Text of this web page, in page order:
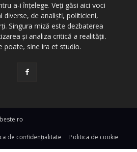
a-i înțelege. Veți găsi aici voci
diverse, de analiști, politicieni,
Singura miză este dezbaterea
și analiza critică a realității.
poate, sine ira et studio.
de confidențialitate Politica de cookie